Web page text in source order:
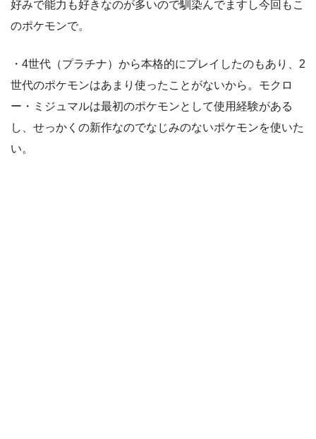
好みで能力も好きなのが多いので馴染んでますし今回もこ
のポケモンで。
・4世代（プラチナ）から本格的にプレイしたのもあり、2
世代のポケモンはあまり使ったことがないから。モクロ
ー・ミジュマルは最初のポケモンとして使用経験がある
し、せっかくの新作なのでなじみのないポケモンを使いた
い。